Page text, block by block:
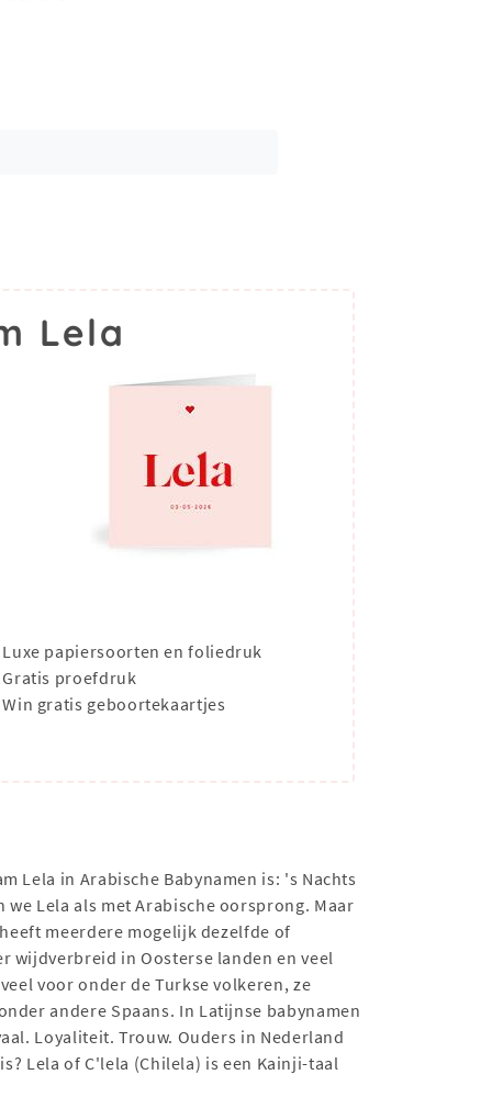
Lela
papiersoorten en foliedruk
proefdruk
gratis geboortekaartjes
Lela in Arabische Babynamen is: 's Nachts
Lela als met Arabische oorsprong. Maar
meerdere mogelijk dezelfde of
wijdverbreid in Oosterse landen en veel
voor onder de Turkse volkeren, ze
andere Spaans. In Latijnse babynamen
Loyaliteit. Trouw. Ouders in Nederland
Lela of C'lela (Chilela) is een Kainji-taal